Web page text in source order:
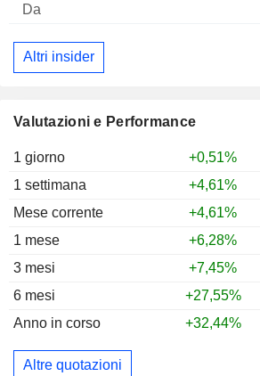
Valutazioni e Performance
1 giorno
+0,51%
1 settimana
+4,61%
Mese corrente
+4,61%
1 mese
+6,28%
3 mesi
+7,45%
6 mesi
+27,55%
Anno in corso
+32,44%
Altre quotazioni
Altri insider